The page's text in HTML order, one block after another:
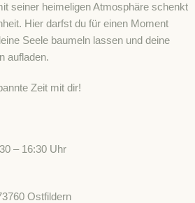
seiner heimeligen Atmosphäre schenkt
Hier darfst du für einen Moment
Seele baumeln lassen und deine
aufladen.
Zeit mit dir!
– 16:30 Uhr
Ostfildern